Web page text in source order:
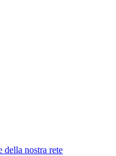
della nostra rete